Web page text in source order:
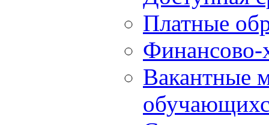
Платные
Финансово-
Вакантные